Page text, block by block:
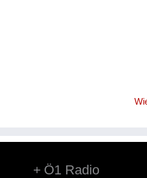
Ö1 Radio